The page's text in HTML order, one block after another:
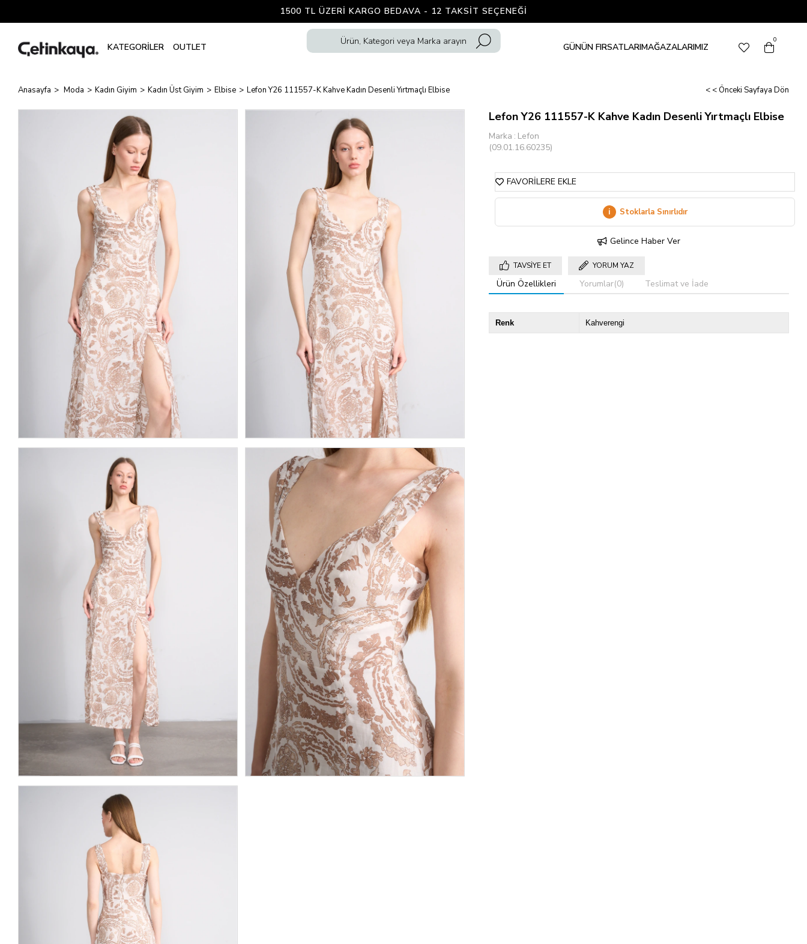
1500 TL ÜZERI KARGO BEDAVA - 12 TAKSIT SEÇENEĞI
GÜNÜN FIRSATLARIMAĞAZALARIMIZ
0
Anasayfa Moda Kadın Giyim Kadın Üst Giyim Elbise Lefon Y26 111557-K Kahve Kadın Desenli Yırtmaçlı Elbise < < Önceki Sayfaya Dön
Lefon Y26 111557-K Kahve Kadın Desenli Yırtmaçlı Elbise
Marka : Lefon
(09.01.16.60235)
FAVORILERE EKLE
i Stoklarla Sınırlıdır
Gelince Haber Ver
TAVSIYE ET YORUM YAZ
Ürün Özellikleri Yorumlar(0) Teslimat ve İade
Renk Kahverengi